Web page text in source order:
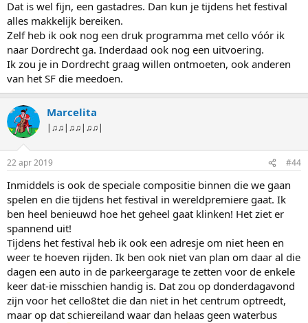
Dat is wel fijn, een gastadres. Dan kun je tijdens het festival
alles makkelijk bereiken.
Zelf heb ik ook nog een druk programma met cello vóór ik
naar Dordrecht ga. Inderdaad ook nog een uitvoering.
Ik zou je in Dordrecht graag willen ontmoeten, ook anderen
van het SF die meedoen.
Marcelita
|♫♫|♫♫|♫♫|
22 apr 2019 #44
Inmiddels is ook de speciale compositie binnen die we gaan
spelen en die tijdens het festival in wereldpremiere gaat. Ik
ben heel benieuwd hoe het geheel gaat klinken! Het ziet er
spannend uit!
Tijdens het festival heb ik ook een adresje om niet heen en
weer te hoeven rijden. Ik ben ook niet van plan om daar al die
dagen een auto in de parkeergarage te zetten voor de enkele
keer dat-ie misschien handig is. Dat zou op donderdagavond
zijn voor het cello8tet die dan niet in het centrum optreedt,
maar op dat schiereiland waar dan helaas geen waterbus